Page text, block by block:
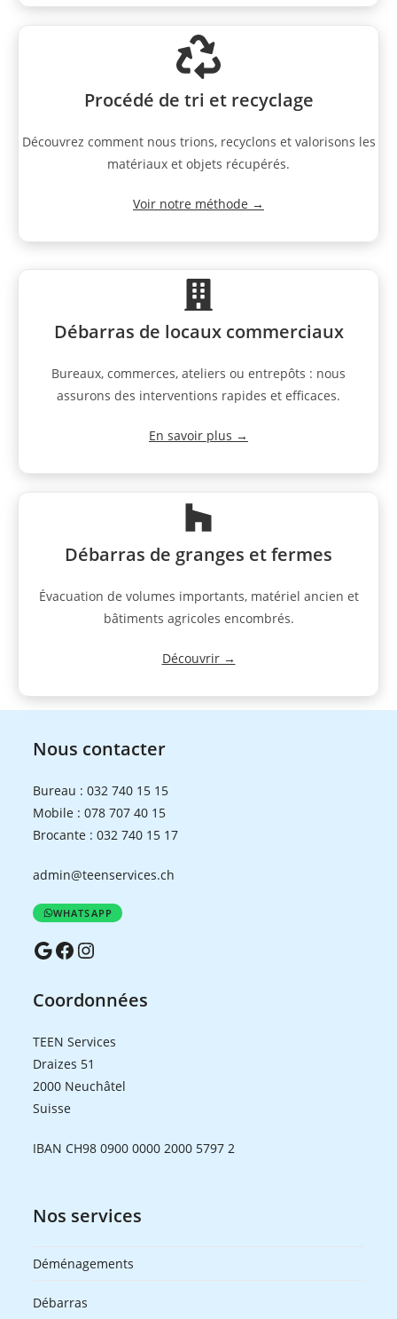
Procédé de tri et recyclage
Découvrez comment nous trions, recyclons et valorisons les
matériaux et objets récupérés.
Voir notre méthode →
Débarras de locaux commerciaux
Bureaux, commerces, ateliers ou entrepôts : nous
assurons des interventions rapides et efficaces.
En savoir plus →
Débarras de granges et fermes
Évacuation de volumes importants, matériel ancien et
bâtiments agricoles encombrés.
Découvrir →
Nous contacter
Bureau :032 740 15 15
Mobile :078 707 40 15
Brocante :032 740 15 17
admin@teenservices.ch
WHATSAPP
GoogleFacebookInstagram
Coordonnées
TEEN Services
Draizes 51
2000 Neuchâtel
Suisse
IBAN CH98 0900 0000 2000 5797 2
Nos services
Déménagements
Débarras